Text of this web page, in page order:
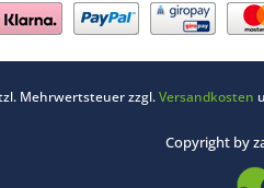
Mehrwertsteuer zzgl.Versandkosten
Copyright by